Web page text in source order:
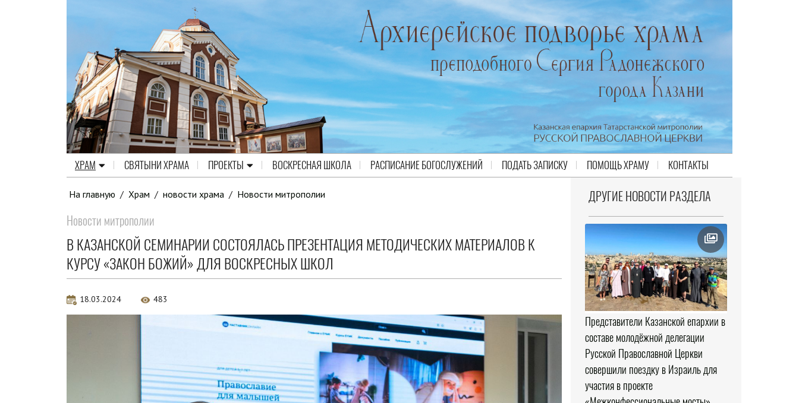
ХРАМ СВЯТЫНИ ХРАМА ПРОЕКТЫ ВОСКРЕСНАЯ ШКОЛА РАСПИСАНИЕ БОГОСЛУЖЕНИЙ ПОДАТЬ ЗАПИСКУ ПОМОЩЬ ХРАМУ КОНТАКТЫ
На главную / Храм / новости храма / Новости митрополии
Новости митрополии
В КАЗАНСКОЙ СЕМИНАРИИ СОСТОЯЛАСЬ ПРЕЗЕНТАЦИЯ МЕТОДИЧЕСКИХ МАТЕРИАЛОВ К
КУРСУ «ЗАКОН БОЖИЙ» ДЛЯ ВОСКРЕСНЫХ ШКОЛ
18.03.2024 483
ДРУГИЕ НОВОСТИ РАЗДЕЛА
Представители Казанской епархии в
составе молодёжной делегации
Русской Православной Церкви
совершили поездку в Израиль для
участия в проекте